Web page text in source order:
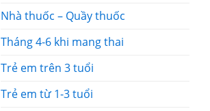
Nhà thuốc – Quầy thuốc
Tháng 4-6 khi mang thai
Trẻ em trên 3 tuổi
Trẻ em từ 1-3 tuổi